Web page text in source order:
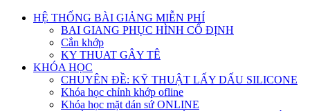
HỆ THỐNG BÀI GIẢNG MIỄN PHÍ
BAI GIANG PHỤC HÌNH CỐ ĐỊNH
Cắn khớp
KY THUAT GÂY TÊ
KHÓA HỌC
CHUYÊN ĐỀ: KỸ THUẬT LẤY DẤU SILICONE
Khóa học chỉnh khớp ofline
Khóa học mặt dán sứ ONLINE